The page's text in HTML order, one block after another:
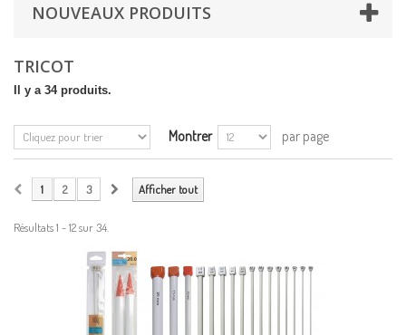
NOUVEAUX PRODUITS
TRICOT
Il y a 34 produits.
Montrer par page
Afficher tout
1 2 3
Résultats 1 - 12 sur 34.